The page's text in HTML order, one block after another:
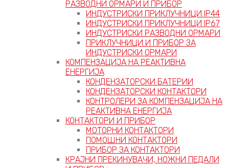
РАЗВОДНИ ОРМАРИ И ПРИБОР
ИНДУСТРИСКИ ПРИКЛУЧНИЦИ IP44
ИНДУСТРИСКИ ПРИКЛУЧНИЦИ IP67
ИНДУСТРИСКИ РАЗВОДНИ ОРМАРИ
ПРИКЛУЧНИЦИ И ПРИБОР ЗА
ИНДУСТРИСКИ ОРМАРИ
КОМПЕНЗАЦИЈА НА РЕАКТИВНА
ЕНЕРГИЈА
КОНДЕНЗАТОРСКИ БАТЕРИИ
КОНДЕНЗАТОРСКИ КОНТАКТОРИ
КОНТРОЛЕРИ ЗА КОМПЕНЗАЦИЈА НА
РЕАКТИВНА ЕНЕРГИЈА
КОНТАКТОРИ И ПРИБОР
МОТОРНИ КОНТАКТОРИ
ПОМОШНИ КОНТАКТОРИ
ПРИБОР ЗА КОНТАКТОРИ
КРАЈНИ ПРЕКИНУВАЧИ, НОЖНИ ПЕДАЛИ